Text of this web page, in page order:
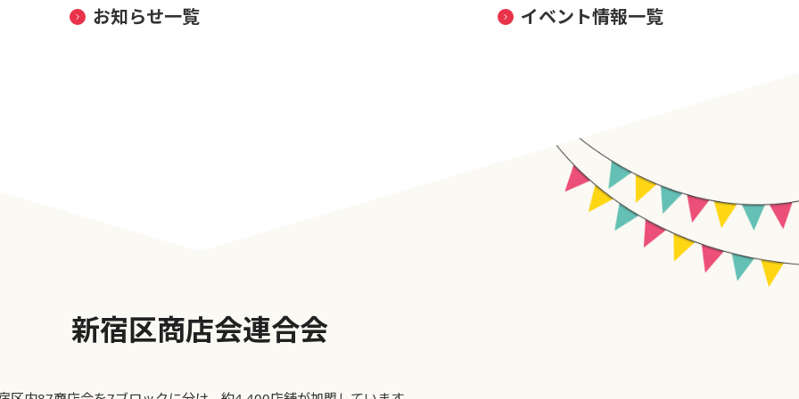
お知らせ一覧 イベント情報一覧
新宿区商店会連合会